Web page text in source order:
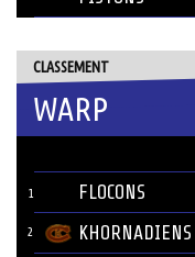
CLASSEMENT
WARP
1 FLOCONS
2 KHORNADIENS